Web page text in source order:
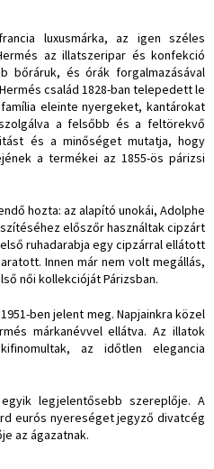
luxusmárka, az igen széles
az illatszeripar és konfekció
bőráruk, és órák forgalmazásával
család 1828-ban telepedett le
eleinte nyergeket, kantárokat
a felsőbb és a feltörekvő
és a minőséget mutatja, hogy
a termékei az 1855-ös párizsi
hozta: az alapító unokái, Adolphe
előszőr használtak cipzárt
ruhadarabja egy cipzárral ellátott
Innen már nem volt megállás,
női kollekcióját Párizsban.
1951-ben jelent meg. Napjainkra közel
márkanévvel ellátva. Az illatok
az időtlen elegancia
legjelentősebb szereplője. A
eurós nyereséget jegyző divatcég
az ágazatnak.